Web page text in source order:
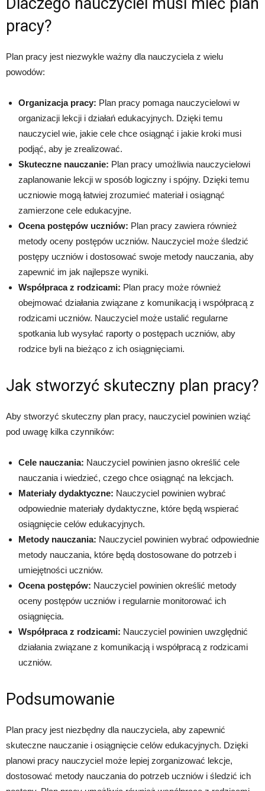
pracy?
Plan pracy jest niezwykle ważny dla nauczyciela z wielu
powodów:
Organizacja pracy: Plan pracy pomaga nauczycielowi w
organizacji lekcji i działań edukacyjnych. Dzięki temu
nauczyciel wie, jakie cele chce osiągnąć i jakie kroki musi
podjąć, aby je zrealizować.
Skuteczne nauczanie: Plan pracy umożliwia nauczycielowi
zaplanowanie lekcji w sposób logiczny i spójny. Dzięki temu
uczniowie mogą łatwiej zrozumieć materiał i osiągnąć
zamierzone cele edukacyjne.
Ocena postępów uczniów: Plan pracy zawiera również
metody oceny postępów uczniów. Nauczyciel może śledzić
postępy uczniów i dostosować swoje metody nauczania, aby
zapewnić im jak najlepsze wyniki.
Współpraca z rodzicami: Plan pracy może również
obejmować działania związane z komunikacją i współpracą z
rodzicami uczniów. Nauczyciel może ustalić regularne
spotkania lub wysyłać raporty o postępach uczniów, aby
rodzice byli na bieżąco z ich osiągnięciami.
Jak stworzyć skuteczny plan pracy?
Aby stworzyć skuteczny plan pracy, nauczyciel powinien wziąć
pod uwagę kilka czynników:
Cele nauczania: Nauczyciel powinien jasno określić cele
nauczania i wiedzieć, czego chce osiągnąć na lekcjach.
Materiały dydaktyczne: Nauczyciel powinien wybrać
odpowiednie materiały dydaktyczne, które będą wspierać
osiągnięcie celów edukacyjnych.
Metody nauczania: Nauczyciel powinien wybrać odpowiednie
metody nauczania, które będą dostosowane do potrzeb i
umiejętności uczniów.
Ocena postępów: Nauczyciel powinien określić metody
oceny postępów uczniów i regularnie monitorować ich
osiągnięcia.
Współpraca z rodzicami: Nauczyciel powinien uwzględnić
działania związane z komunikacją i współpracą z rodzicami
uczniów.
Podsumowanie
Plan pracy jest niezbędny dla nauczyciela, aby zapewnić
skuteczne nauczanie i osiągnięcie celów edukacyjnych. Dzięki
planowi pracy nauczyciel może lepiej zorganizować lekcje,
dostosować metody nauczania do potrzeb uczniów i śledzić ich